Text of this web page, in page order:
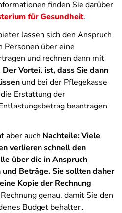
finden Sie darüber
für Gesundheit.
lassen sich den Anspruch
Personen über eine
und rechnen dann mit
Der Vorteil ist, dass Sie dann
und bei der Pflegekasse
Erstattung der
beantragen
aber auch Nachteile: Viele
verlieren schnell den
über die in Anspruch
Beträge. Sie sollten daher
Kopie der Rechnung
genau, damit Sie den
Budget behalten.